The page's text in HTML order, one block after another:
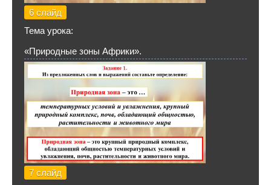
6 слайд
Тема урока:
«Природные зоны Африки».
7 слайд